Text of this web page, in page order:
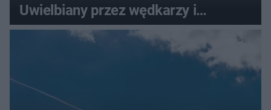
Uwielbiany przez wędkarzy i
turystów